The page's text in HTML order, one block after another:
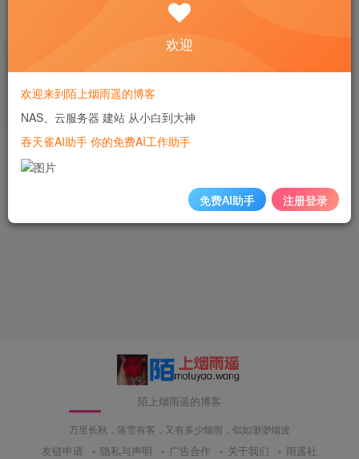
评论
5个免费的静态Web应用部署平台
3年前
陌上烟雨遥的博客
万里长秋，落雪有客，又有多少烟雨，似如渺渺烟波
友链申请 隐私与声明 广告合作 关于我们 雨遥社
欢迎
欢迎来到陌上烟雨遥的博客
NAS、云服务器 建站 从小白到大神
吞天雀AI助手 你的免费AI工作助手
免费AI助手 注册登录